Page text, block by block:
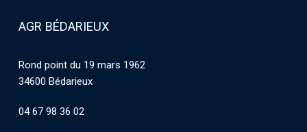
AGR BÉDARIEUX
Rond point du 19 mars 1962
34600 Bédarieux
04 67 98 36 02